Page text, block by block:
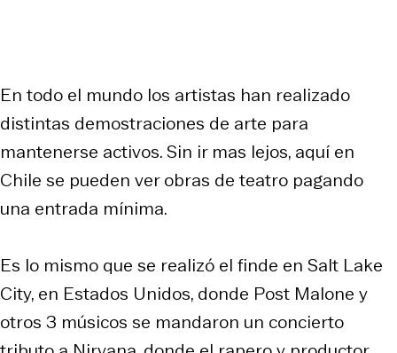
En todo el mundo los artistas han realizado
distintas demostraciones de arte para
mantenerse activos. Sin ir mas lejos, aquí en
Chile se pueden ver obras de teatro pagando
una entrada mínima.
Es lo mismo que se realizó el finde en Salt Lake
City, en Estados Unidos, donde Post Malone y
otros 3 músicos se mandaron un concierto